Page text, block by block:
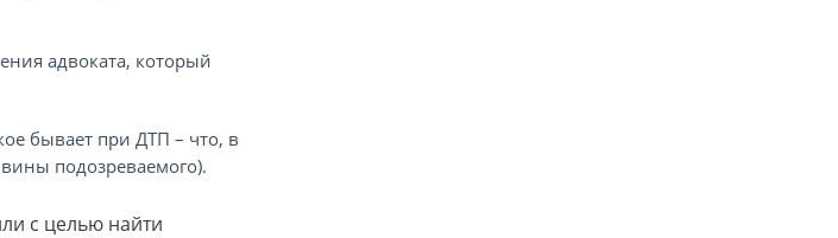
адвоката, который
бывает при ДТП – что, в
подозреваемого).
с целью найти